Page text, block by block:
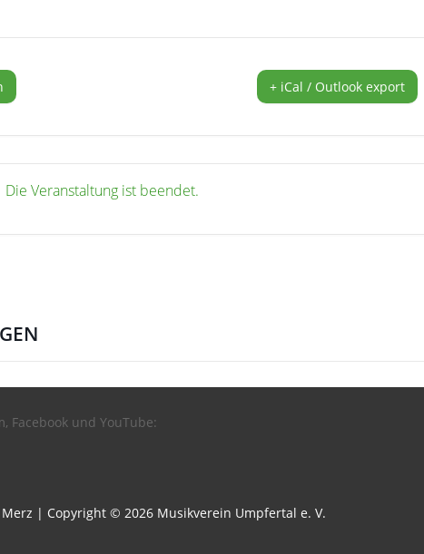
+ iCal / Outlook export
Die Veranstaltung ist beendet.
Facebook und YouTube:
| Copyright © 2026 Musikverein Umpfertal e. V.